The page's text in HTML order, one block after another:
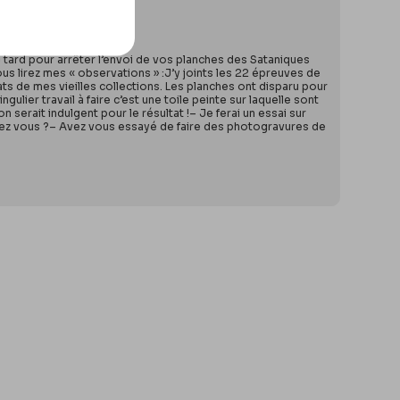
pour arrêter l’envoi de vos planches des Sataniques
lirez mes « observations » :J’y joints les 22 épreuves de
de mes vieilles collections. Les planches ont disparu pour
travail à faire c’est une toile peinte sur laquelle sont
serait indulgent pour le résultat !– Je ferai un essai sur
vous ?– Avez vous essayé de faire des photogravures de